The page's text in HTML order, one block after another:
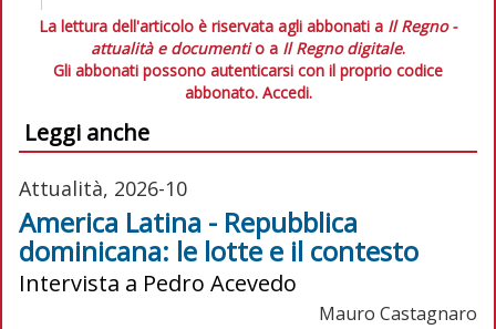
La lettura dell'articolo è riservata agli abbonati a Il Regno -
attualità e documentio a Il Regno digitale.
Gli abbonati possono autenticarsi con il proprio codice
abbonato. Accedi.
Leggi anche
Attualità, 2026-10
America Latina - Repubblica
dominicana: le lotte e il contesto
Intervista a Pedro Acevedo
Mauro Castagnaro